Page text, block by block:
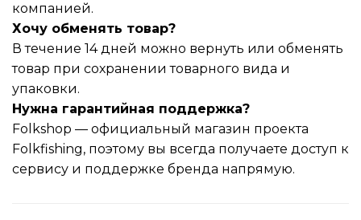
компанией.
Хочу обменять товар?
В течение 14 дней можно вернуть или обменять
товар при сохранении товарного вида и
упаковки.
Нужна гарантийная поддержка?
Folkshop — официальный магазин проекта
Folkfishing, поэтому вы всегда получаете доступ к
сервису и поддержке бренда напрямую.